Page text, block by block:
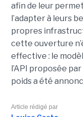
afin de leur
l’adapter à leurs
propres
cette ouverture
effective : le
l’API proposée
poids a été
Article rédigé par